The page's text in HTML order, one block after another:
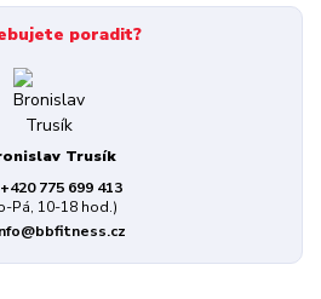
poradit?
Trusík
+420 775 699 413
Pá, 10-18 hod.)